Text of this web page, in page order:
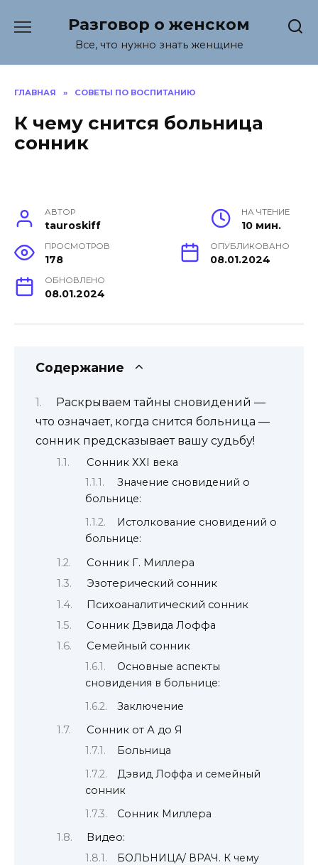
содержанию
Разговор о женском
Все, что нужно знать женщине
ГЛАВНАЯ » СОВЕТЫ ПО ВОСПИТАНИЮ
К чему снится больница
сонник
АВТОР
tauroskiff
НА ЧТЕНИЕ
10 мин.
ПРОСМОТРОВ
178
ОПУБЛИКОВАНО
08.01.2024
ОБНОВЛЕНО
08.01.2024
Содержание
Раскрываем тайны сновидений —
что означает, когда снится больница —
сонник предсказывает вашу судьбу!
Сонник ХХI века
Значение сновидений о
больнице:
Истолкование сновидений о
больнице:
Сонник Г. Миллера
Эзотерический сонник
Психоаналитический сонник
Сонник Дэвида Лоффа
Семейный сонник
Основные аспекты
сновидения в больнице:
Заключение
Сонник от А до Я
Больница
Дэвид Лоффа и семейный
сонник
Сонник Миллера
Видео:
БОЛЬНИЦА/ ВРАЧ. К чему